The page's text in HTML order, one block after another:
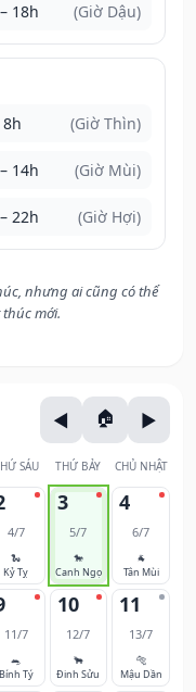
18h (Giờ Dậu)
(Giờ Thìn)
14h (Giờ Mùi)
22h (Giờ Hợi)
nhưng ai cũng có thể
mới.
SÁU THỨ BẢY CHỦ NHẬT
4/7
🐍
Kỷ Tỵ
3
5/7
🐎
Canh Ngọ
4
6/7
🐐
Tân Mùi
11/7
🐀
Bính Tý
10
12/7
🐂
Đinh Sửu
11
13/7
🐅
Mậu Dần